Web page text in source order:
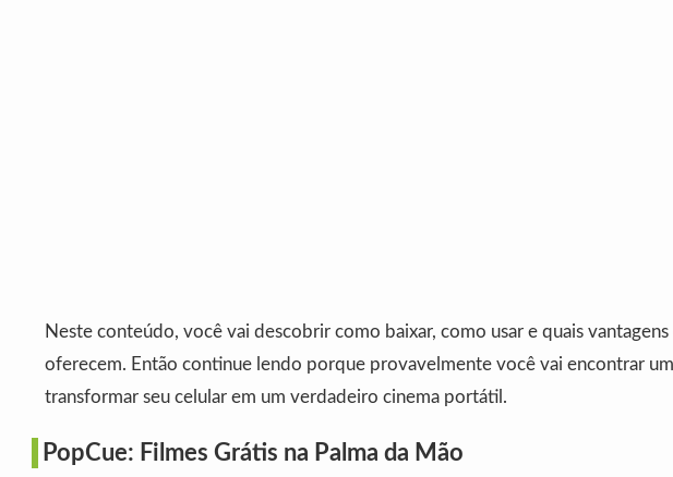
Neste conteúdo, você vai descobrir como baixar, como usar e quais vantagens
oferecem. Então continue lendo porque provavelmente você vai encontrar
transformar seu celular em um verdadeiro cinema portátil.
PopCue: Filmes Grátis na Palma da Mão